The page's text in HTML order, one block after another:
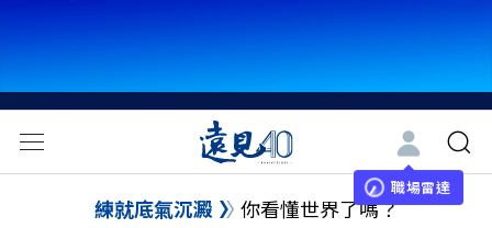
職場雷達
練就底氣沉澱 你看懂世界了嗎？